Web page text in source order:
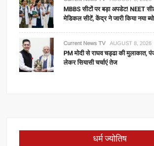
MBBS सीटों पर बड़ा अपडेट! NEET
मेडिकल सीटें, केंद्र ने जारी किया नया
Current News TV AUGUST 8, 2026
PM मोदी से राघव चड्ढा की मुलाकात,
लेकर सियासी चर्चाएं तेज
धर्म ज्योतिष